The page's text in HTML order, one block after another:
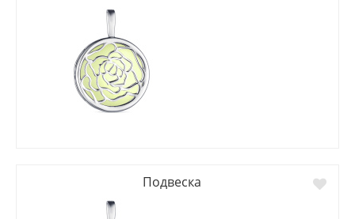
Подвеска